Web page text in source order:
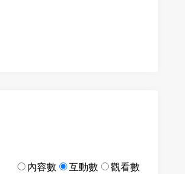
內容數 互動數 觀看數